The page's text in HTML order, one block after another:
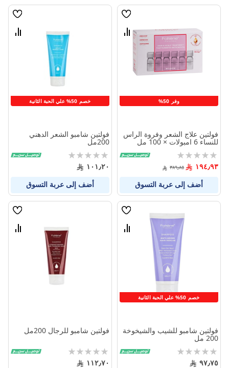
وفر 50%
قائمة
قارن
فولتين علاج الشعر وفروة الراس
للنساء 6 امبولات × 100 مل
Rating:
0%
١٩٤٫٩٣ ٣٨٩٫٨٥
أضف إلى عربة التسوق
خصم 50% علي الحبة الثانية
قائمة
قارن
فولتين شامبو الشعر الدهني
200مل
Rating:
0%
١٠١٫٢٠
أضف إلى عربة التسوق
خصم 50% علي الحبة الثانية
قائمة
قارن
فولتين شامبو للشيب والشيخوخة
200 مل
Rating:
0%
٩٧٫٧٥
قائمة
قارن
فولتين شامبو للرجال 200مل
Rating:
0%
١١٢٫٧٠